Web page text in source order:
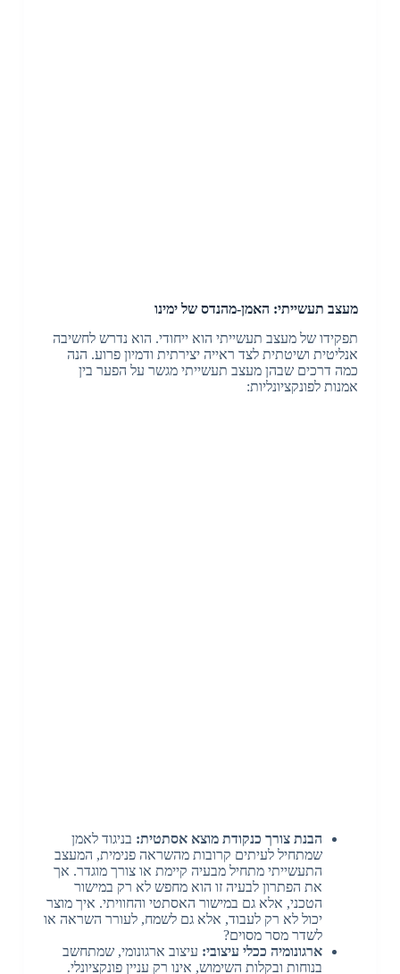
מעצב תעשייתי: האמן-מהנדס של ימינו
תפקידו של מעצב תעשייתי הוא ייחודי. הוא נדרש לחשיבה
אנליטית ושיטתית לצד ראייה יצירתית ודמיון פרוע. הנה
כמה דרכים שבהן מעצב תעשייתי מגשר על הפער בין
אמנות לפונקציונליות:
הבנת צורך כנקודת מוצא אסתטית: בניגוד לאמן
שמתחיל לעיתים קרובות מהשראה פנימית, המעצב
התעשייתי מתחיל מבעיה קיימת או צורך מוגדר. אך
את הפתרון לבעיה זו הוא מחפש לא רק במישור
הטכני, אלא גם במישור האסתטי והחוויתי. איך מוצר
יכול לא רק לעבוד, אלא גם לשמח, לעורר השראה או
לשדר מסר מסוים?
ארגונומיה ככלי עיצובי: עיצוב ארגונומי, שמתחשב
בנוחות ובקלות השימוש, אינו רק עניין פונקציונלי.